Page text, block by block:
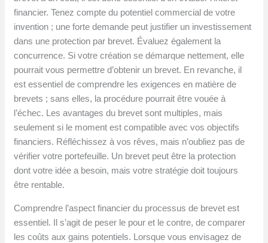
financier. Tenez compte du potentiel commercial de votre
invention ; une forte demande peut justifier un investissement
dans une protection par brevet. Évaluez également la
concurrence. Si votre création se démarque nettement, elle
pourrait vous permettre d’obtenir un brevet. En revanche, il
est essentiel de comprendre les exigences en matière de
brevets ; sans elles, la procédure pourrait être vouée à
l’échec. Les avantages du brevet sont multiples, mais
seulement si le moment est compatible avec vos objectifs
financiers. Réfléchissez à vos rêves, mais n’oubliez pas de
vérifier votre portefeuille. Un brevet peut être la protection
dont votre idée a besoin, mais votre stratégie doit toujours
être rentable.
Comprendre l’aspect financier du processus de brevet est
essentiel. Il s’agit de peser le pour et le contre, de comparer
les coûts aux gains potentiels. Lorsque vous envisagez de